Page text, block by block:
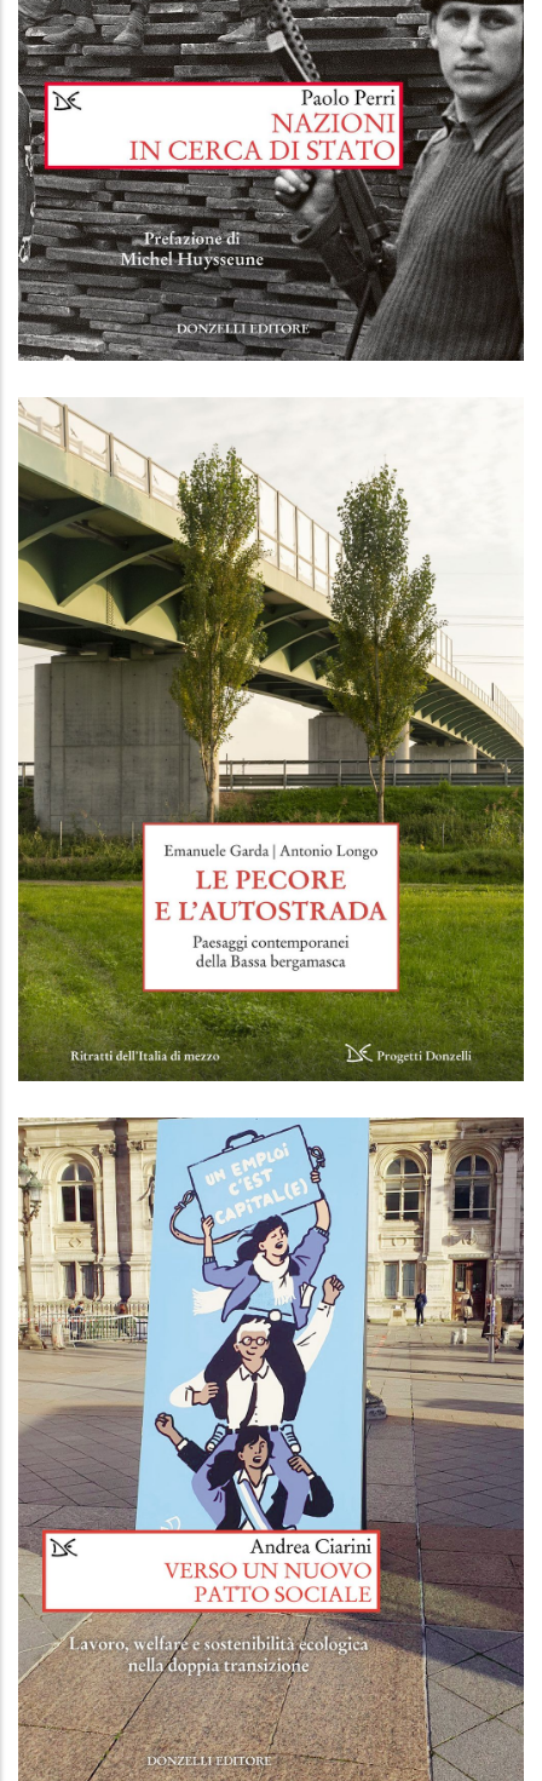
Nazioni in cerca di stato
Le pecore e l'autostrada
Verso un nuovo patto sociale